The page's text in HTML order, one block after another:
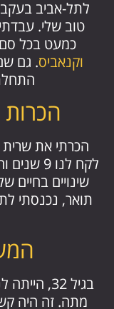
לתל-אביב
טוב שלי.
כמעט בכל סם
וקנאביס. גם
הכרות
הכרתי את
שינויים בחיים
תואר, נכנסתי
בגיל 32,